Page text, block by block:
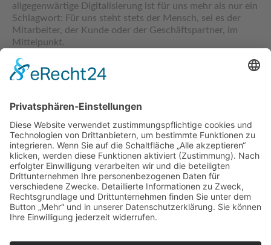
allgegenwärtige Digitalisierung ist für uns mehr als nur ein
Schlagwort: Für uns steht stets der Mensch, sei es der
Mitarbeiter, der Kunde oder der Geschäftspartner, im
Mittelpunkt.